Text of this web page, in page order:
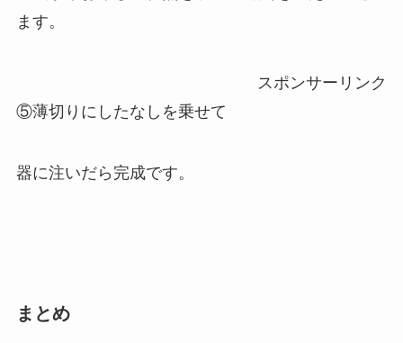
ます。
スポンサーリンク
⑤薄切りにしたなしを乗せて
器に注いだら完成です。
まとめ